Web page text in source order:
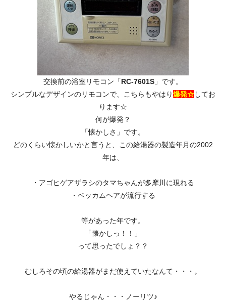
交換前の浴室リモコン「RC-7601S 」です。
シンプルなデザインのリモコンで、こちらもやはり爆発☆してお
ります☆
何が爆発？
「懐かしさ」です。
どのくらい懐かしいかと言うと、この給湯器の製造年月の2002
年は、
・アゴヒゲアザラシのタマちゃんが多摩川に現れる
・ベッカムヘアが流行する
等があった年です。
「懐かしっ！！」
って思ったでしょ？？
むしろその頃の給湯器がまだ使えていたなんて・・・。
やるじゃん・・・ノーリツ♪